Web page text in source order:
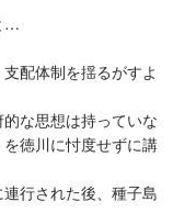
…
配体制を揺るがすよ
な思想は持っていな
徳川に忖度せずに講
行された後、種子島